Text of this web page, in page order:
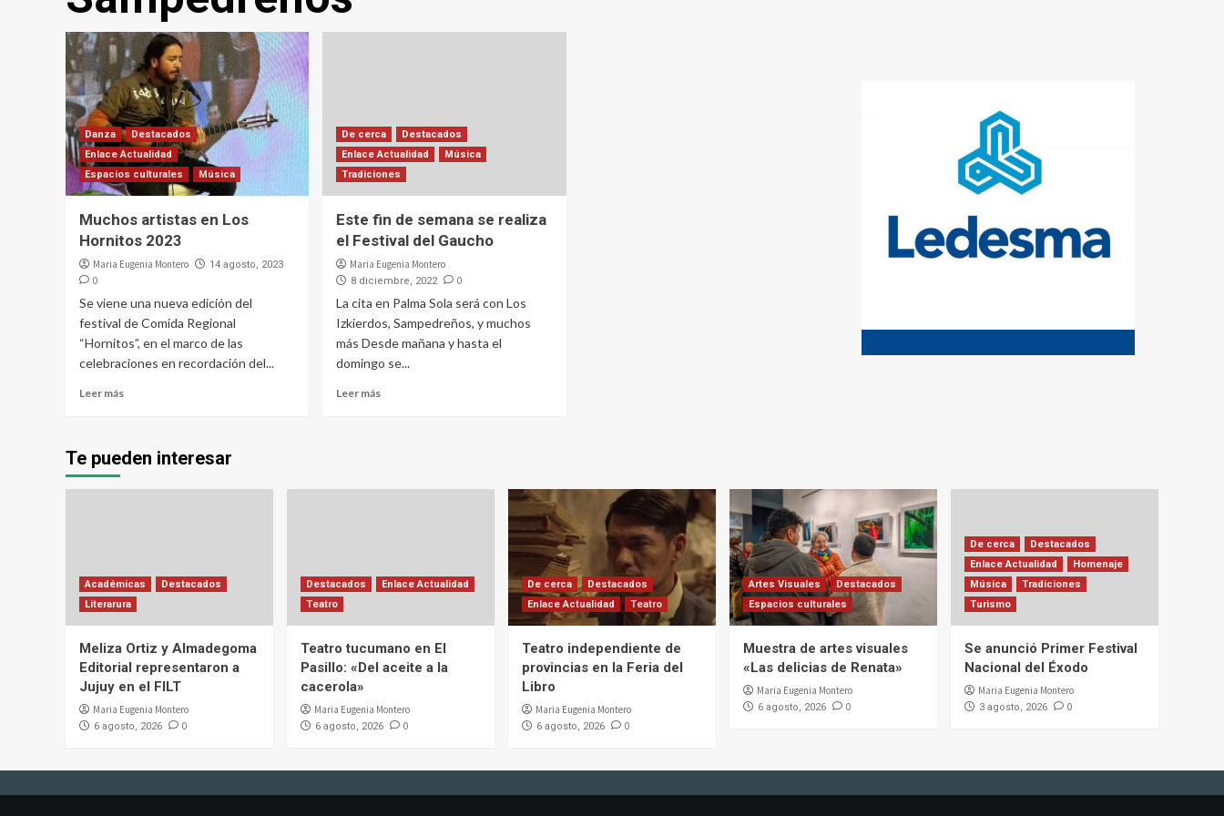
Danza
Destacados
Enlace Actualidad
Espacios culturales
Música
Muchos artistas en Los
Hornitos 2023
Maria Eugenia Montero 14 agosto, 2023
0
Se viene una nueva edición del
festival de Comida Regional
“Hornitos”, en el marco de las
celebraciones en recordación del...
Leer más
De cerca
Destacados
Enlace Actualidad
Música
Tradiciones
Este fin de semana se realiza
el Festival del Gaucho
Maria Eugenia Montero
8 diciembre, 2022 0
La cita en Palma Sola será con Los
Izkierdos, Sampedreños, y muchos
más Desde mañana y hasta el
domingo se...
Leer más
Te pueden interesar
Académicas
Destacados
Literarura
Meliza Ortiz y Almadegoma
Editorial representaron a
Jujuy en el FILT
Maria Eugenia Montero
6 agosto, 2026 0
Destacados
Enlace Actualidad
Teatro
Teatro tucumano en El
Pasillo: «Del aceite a la
cacerola»
Maria Eugenia Montero
6 agosto, 2026 0
De cerca
Destacados
Enlace Actualidad
Teatro
Teatro independiente de
provincias en la Feria del
Libro
Maria Eugenia Montero
6 agosto, 2026 0
Artes Visuales
Destacados
Espacios culturales
Muestra de artes visuales
«Las delicias de Renata»
Maria Eugenia Montero
6 agosto, 2026 0
De cerca
Destacados
Enlace Actualidad
Homenaje
Música
Tradiciones
Turismo
Se anunció Primer Festival
Nacional del Éxodo
Maria Eugenia Montero
3 agosto, 2026 0